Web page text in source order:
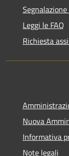
Leggi le FAQ
Richiesta
Nuova
Informativa
Note legali